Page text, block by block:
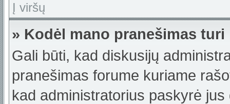
Į viršų
» Kodėl mano pranešimas
Gali būti, kad diskusijų
pranešimas forume kuriame
kad administratorius paskyrė